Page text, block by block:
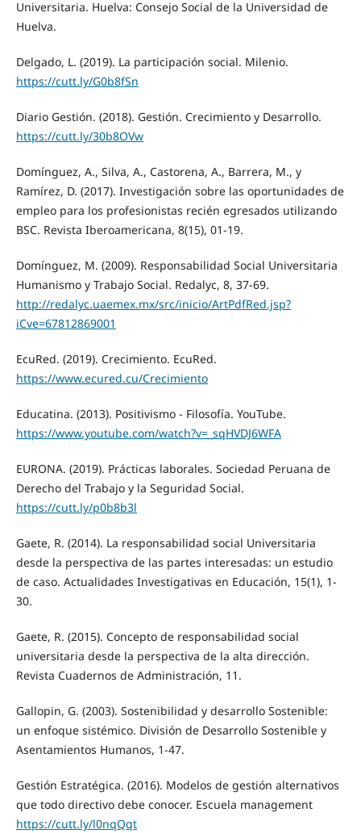
Universitaria. Huelva: Consejo Social de la Universidad de
Huelva.
Delgado, L. (2019). La participación social. Milenio.
https://cutt.ly/G0b8fSn
Diario Gestión. (2018). Gestión. Crecimiento y Desarrollo.
https://cutt.ly/30b8OVw
Domínguez, A., Silva, A., Castorena, A., Barrera, M., y
Ramírez, D. (2017). Investigación sobre las oportunidades de
empleo para los profesionistas recién egresados utilizando
BSC. Revista Iberoamericana, 8(15), 01-19.
Domínguez, M. (2009). Responsabilidad Social Universitaria
Humanismo y Trabajo Social. Redalyc, 8, 37-69.
http://redalyc.uaemex.mx/src/inicio/ArtPdfRed.jsp?
iCve=67812869001
EcuRed. (2019). Crecimiento. EcuRed.
https://www.ecured.cu/Crecimiento
Educatina. (2013). Positivismo - Filosofía. YouTube.
https://www.youtube.com/watch?v=_sqHVDJ6WFA
EURONA. (2019). Prácticas laborales. Sociedad Peruana de
Derecho del Trabajo y la Seguridad Social.
https://cutt.ly/p0b8b3l
Gaete, R. (2014). La responsabilidad social Universitaria
desde la perspectiva de las partes interesadas: un estudio
de caso. Actualidades Investigativas en Educación, 15(1), 1-
30.
Gaete, R. (2015). Concepto de responsabilidad social
universitaria desde la perspectiva de la alta dirección.
Revista Cuadernos de Administración, 11.
Gallopin, G. (2003). Sostenibilidad y desarrollo Sostenible:
un enfoque sistémico. División de Desarrollo Sostenible y
Asentamientos Humanos, 1-47.
Gestión Estratégica. (2016). Modelos de gestión alternativos
que todo directivo debe conocer. Escuela management
https://cutt.ly/l0nqQqt